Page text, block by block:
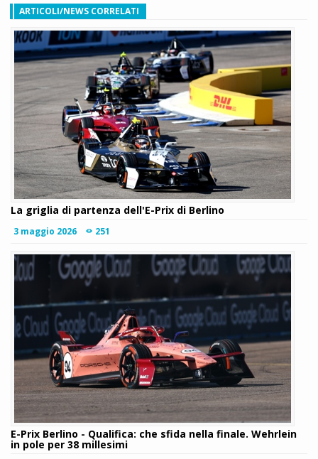
ARTICOLI/NEWS CORRELATI
La griglia di partenza dell'E-Prix di Berlino
3 maggio 2026 251
E-Prix Berlino - Qualifica: che sfida nella finale. Wehrlein
in pole per 38 millesimi